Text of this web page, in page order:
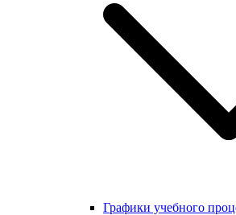
Графики учебного